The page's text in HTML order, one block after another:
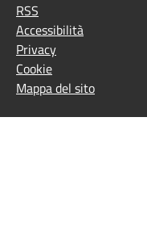
RSS
Accessibilità
Privacy
Cookie
Mappa del sito